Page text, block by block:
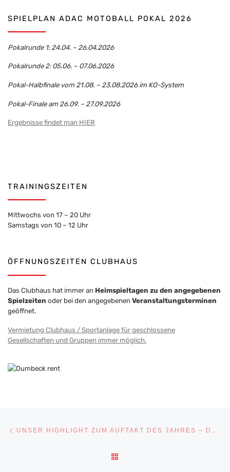
SPIELPLAN ADAC MOTOBALL POKAL 2026
Pokalrunde 1: 24.04. – 26.04.2026
Pokalrunde 2: 05.06. – 07.06.2026
Pokal-Halbfinale vom 21.08. – 23.08.2026 im KO-System
Pokal-Finale am 26.09. – 27.09.2026
Ergebnisse findet man HIER
TRAININGSZEITEN
Mittwochs von 17 – 20 Uhr
Samstags von 10 – 12 Uhr
ÖFFNUNGSZEITEN CLUBHAUS
Das Clubhaus hat immer an Heimspieltagen zu den angegebenen
Spielzeiten oder bei den angegebenenVeranstaltungsterminen
geöffnet.
Vermietung Clubhaus / Sportanlage für geschlossene
Gesellschaften und Gruppen immer möglich.
UNSER HIGHLIGHT ZUM AUFTAKT DES JAHRES – DER MALSCHER FASCHINGUMZUG 2025